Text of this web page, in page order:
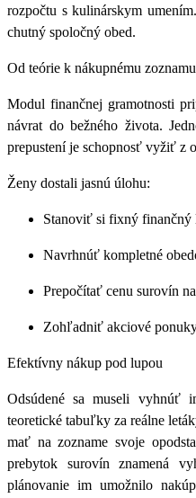
rozpočtu s kulinárskym
chutný spoločný obed.
Od teórie k nákupnému zoznamu
Modul finančnej gramotnosti
návrat do bežného života.
prepustení je schopnosť vyžiť z
Ženy dostali jasnú úlohu:
Stanoviť si fixný finančný
Navrhnúť kompletné
Prepočítať cenu surovín
Zohľadniť akciové
Efektívny nákup pod lupou
Odsúdené sa museli vyhnúť
teoretické tabuľky za reálne
mať na zozname svoje
prebytok surovín znamená
plánovanie im umožnilo